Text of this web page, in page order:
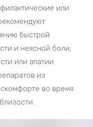
или
быстрой
и неясной боли,
или апатии.
из
во время